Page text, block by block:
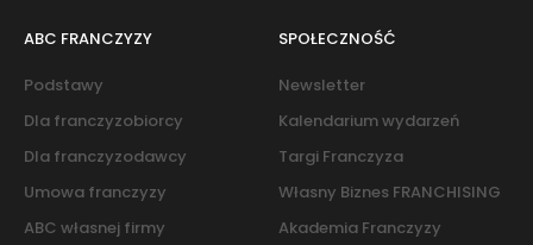
ABC FRANCZYZY
Podstawy
Dla franczyzobiorcy
Dla franczyzodawcy
Umowa franczyzy
ABC własnej firmy
SPOŁECZNOŚĆ
Newsletter
Kalendarium wydarzeń
Targi Franczyza
Własny Biznes FRANCHISING
Akademia Franczyzy